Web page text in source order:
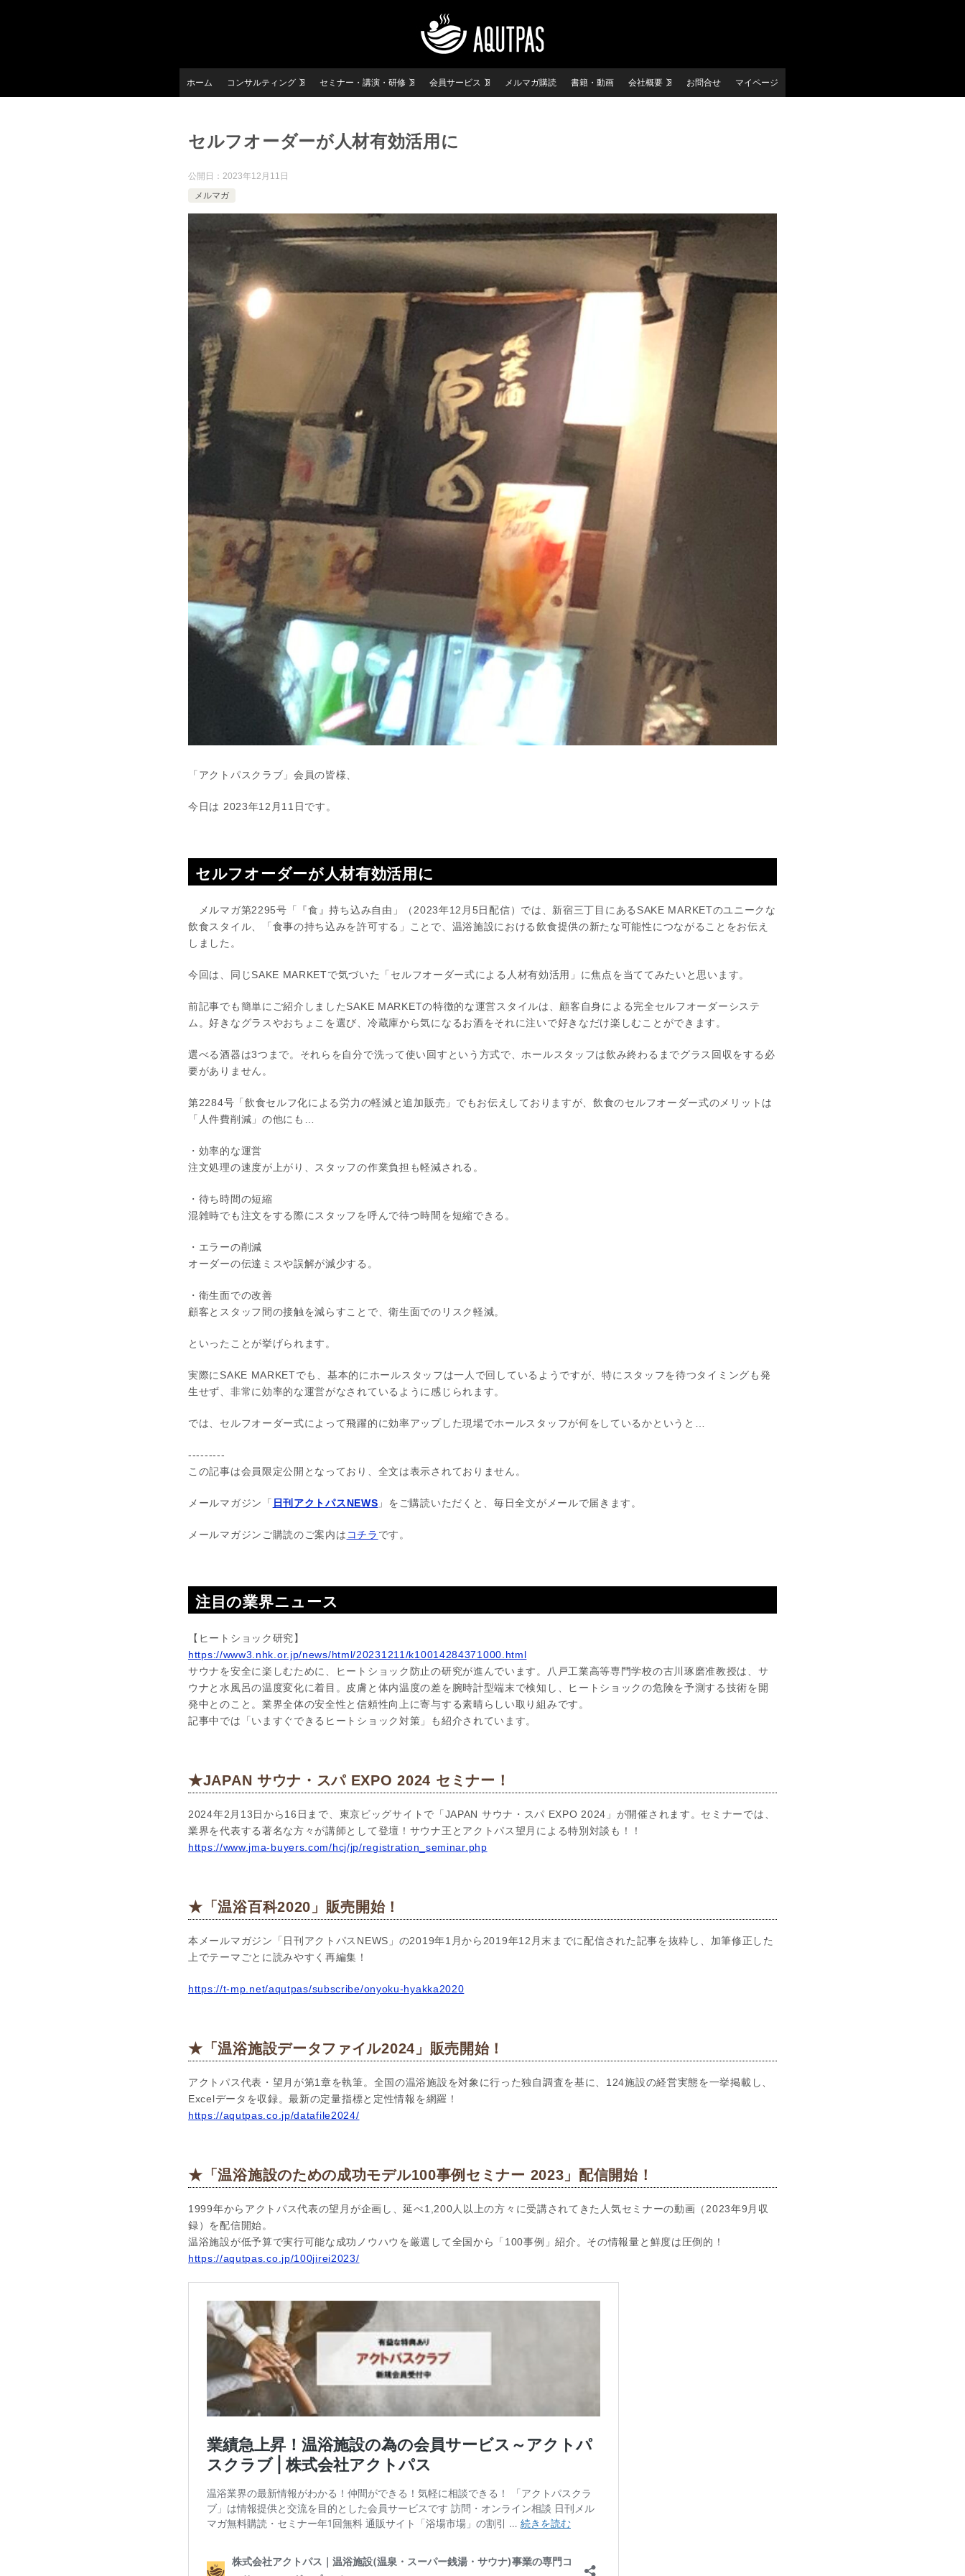
ホーム コンサルティング セミナー・講演・研修 会員サービス メルマガ購読 書籍・動画 会社概要 お問合せ マイページ
セルフオーダーが人材有効活用に
公開日： 2023年12月11日
メルマガ
「アクトパスクラブ」会員の皆様、
今日は 2023年12月11日です。
セルフオーダーが人材有効活用に
メルマガ第2295号「『食』持ち込み自由」（2023年12月5日配信）では、新宿三丁目にあるSAKE MARKETのユニークな
飲食スタイル、「食事の持ち込みを許可する」ことで、温浴施設における飲食提供の新たな可能性につながることをお伝え
しました。
今回は、同じSAKE MARKETで気づいた「セルフオーダー式による人材有効活用」に焦点を当ててみたいと思います。
前記事でも簡単にご紹介しましたSAKE MARKETの特徴的な運営スタイルは、顧客自身による完全セルフオーダーシステ
ム。好きなグラスやおちょこを選び、冷蔵庫から気になるお酒をそれに注いで好きなだけ楽しむことができます。
選べる酒器は3つまで。それらを自分で洗って使い回すという方式で、ホールスタッフは飲み終わるまでグラス回収をする必
要がありません。
第2284号「飲食セルフ化による労力の軽減と追加販売」でもお伝えしておりますが、飲食のセルフオーダー式のメリットは
「人件費削減」の他にも…
・効率的な運営
注文処理の速度が上がり、スタッフの作業負担も軽減される。
・待ち時間の短縮
混雑時でも注文をする際にスタッフを呼んで待つ時間を短縮できる。
・エラーの削減
オーダーの伝達ミスや誤解が減少する。
・衛生面での改善
顧客とスタッフ間の接触を減らすことで、衛生面でのリスク軽減。
といったことが挙げられます。
実際にSAKE MARKETでも、基本的にホールスタッフは一人で回しているようですが、特にスタッフを待つタイミングも発
生せず、非常に効率的な運営がなされているように感じられます。
では、セルフオーダー式によって飛躍的に効率アップした現場でホールスタッフが何をしているかというと…
---------
この記事は会員限定公開となっており、全文は表示されておりません。
メールマガジン「 日刊アクトパスNEWS 」をご購読いただくと、毎日全文がメールで届きます。
メールマガジンご購読のご案内は コチラ です。
注目の業界ニュース
【ヒートショック研究】
https://www3.nhk.or.jp/news/html/20231211/k10014284371000.html
サウナを安全に楽しむために、ヒートショック防止の研究が進んでいます。八戸工業高等専門学校の古川琢磨准教授は、サ
ウナと水風呂の温度変化に着目。皮膚と体内温度の差を腕時計型端末で検知し、ヒートショックの危険を予測する技術を開
発中とのこと。業界全体の安全性と信頼性向上に寄与する素晴らしい取り組みです。
記事中では「いますぐできるヒートショック対策」も紹介されています。
★JAPAN サウナ・スパ EXPO 2024 セミナー！
2024年2月13日から16日まで、東京ビッグサイトで「JAPAN サウナ・スパ EXPO 2024」が開催されます。セミナーでは、
業界を代表する著名な方々が講師として登壇！サウナ王とアクトパス望月による特別対談も！！
https://www.jma-buyers.com/hcj/jp/registration_seminar.php
★「温浴百科2020」販売開始！
本メールマガジン「日刊アクトパスNEWS」の2019年1月から2019年12月末までに配信された記事を抜粋し、加筆修正した
上でテーマごとに読みやすく再編集！
https://t-mp.net/aqutpas/subscribe/onyoku-hyakka2020
★「温浴施設データファイル2024」販売開始！
アクトパス代表・望月が第1章を執筆。全国の温浴施設を対象に行った独自調査を基に、124施設の経営実態を一挙掲載し、
Excelデータを収録。最新の定量指標と定性情報を網羅！
https://aqutpas.co.jp/datafile2024/
★「温浴施設のための成功モデル100事例セミナー 2023」配信開始！
1999年からアクトパス代表の望月が企画し、延べ1,200人以上の方々に受講されてきた人気セミナーの動画（2023年9月収
録）を配信開始。
温浴施設が低予算で実行可能な成功ノウハウを厳選して全国から「100事例」紹介。その情報量と鮮度は圧倒的！
https://aqutpas.co.jp/100jirei2023/